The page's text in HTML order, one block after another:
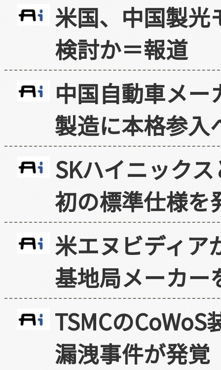
米国、中国製光
検討か＝報道
中国自動車メ
製造に本格参入
SKハイニック
初の標準仕様を
米エヌビディア
基地局メーカー
TSMCの
漏洩事件が発覚